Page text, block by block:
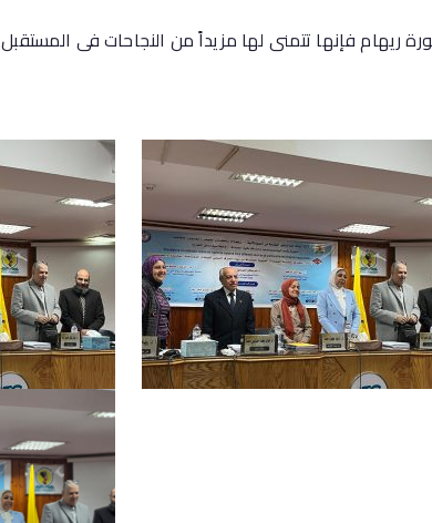
ريهام فإنها تتمنى لها مزيداً من النجاحات فى المستقبل